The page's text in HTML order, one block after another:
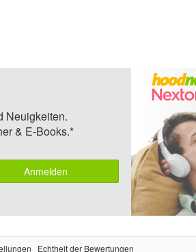
Neuigkeiten.
& E-Books.*
Anmelden
Echtheit der Bewertungen